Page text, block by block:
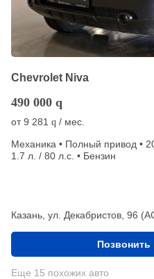
Chevrolet Niva
490 000 q
от9 281 q / мес.
Механика • Полный привод •
1.7 л. / 80 л.с. • Бензин
Казань, ул. Декабристов, 96
Позвонить
Еще 15 похожих авто